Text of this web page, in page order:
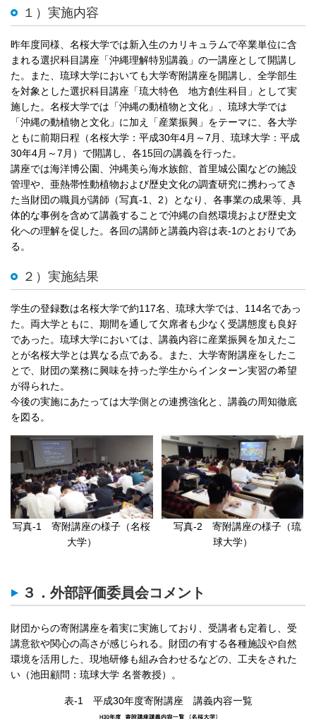
１）実施内容
昨年度同様、名桜大学では新入生のカリキュラムで卒業単位に含
まれる選択科目講座「沖縄理解特別講義」の一講座として開講し
た。また、琉球大学においても大学寄附講座を開講し、全学部生
を対象とした選択科目講座「琉大特色 地方創生科目」として実
施した。名桜大学では「沖縄の動植物と文化」、琉球大学では
「沖縄の動植物と文化」に加え「産業振興」をテーマに、各大学
ともに前期日程（名桜大学：平成30年4月～7月、琉球大学：平成
30年4月～7月）で開講し、各15回の講義を行った。
講座では海洋博公園、沖縄美ら海水族館、首里城公園などの施設
管理や、亜熱帯性動植物および歴史文化の調査研究に携わってき
た当財団の職員が講師（写真-1、2）となり、各事業の成果等、具
体的な事例を含めて講義することで沖縄の自然環境および歴史文
化への理解を促した。各回の講師と講義内容は表-1のとおりであ
る。
２）実施結果
学生の登録数は名桜大学で約117名、琉球大学では、114名であっ
た。両大学ともに、期間を通して欠席者も少なく受講態度も良好
であった。琉球大学においては、講義内容に産業振興を加えたこ
とが名桜大学とは異なる点である。また、大学寄附講座をしたこ
とで、財団の業務に興味を持った学生からインターン実習の希望
が得られた。
今後の実施にあたっては大学側との連携強化と、講義の周知徹底
を図る。
写真-1 寄附講座の様子（名桜
大学）
写真-2 寄附講座の様子（琉
球大学）
３．外部評価委員会コメント
財団からの寄附講座を着実に実施しており、受講者も定着し、受
講意欲や関心の高さが感じられる。財団の有する各種施設や自然
環境を活用した、現地研修も組み合わせるなどの、工夫をされた
い（池田顧問：琉球大学 名誉教授）。
表-1 平成30年度寄附講座 講義内容一覧